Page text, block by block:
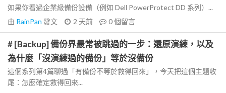
如果你看過企業級備份設備（例如 Dell PowerProtect DD 系列）...
由 RainPan 發文 2 天前 0個留言
# [Backup] 備份界最常被跳過的一步：還原演練，以及
為什麼「沒演練過的備份」等於沒備份
這個系列第4篇聊過「有備份不等於救得回來」，今天把這個主題收
尾：怎麼確定救得回來...